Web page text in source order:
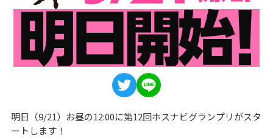
明日（9/21）お昼の12:00に第12回ホスナビグランプリがスタ
ートします！